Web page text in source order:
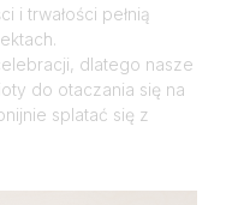
i trwałości pełnią
dlatego nasze
do otaczania się na
splatać się z